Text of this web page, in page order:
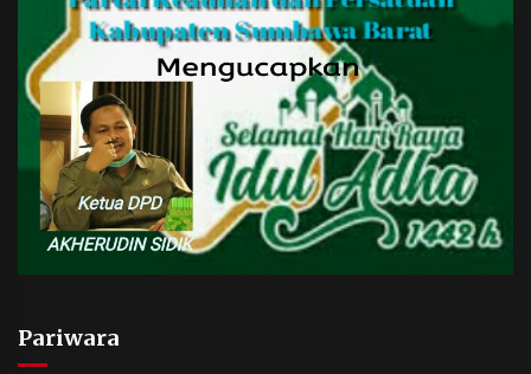
Pariwara